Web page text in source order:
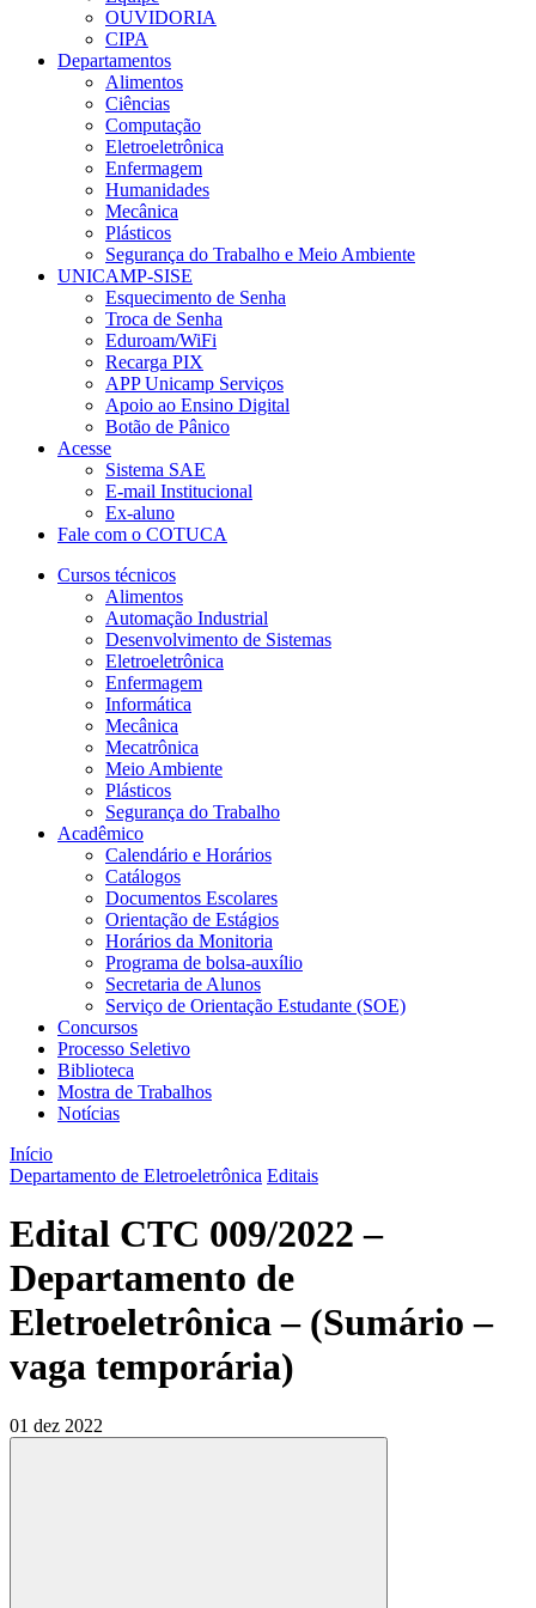
OUVIDORIA
CIPA
Departamentos
Alimentos
Ciências
Computação
Eletroeletrônica
Enfermagem
Humanidades
Mecânica
Plásticos
Segurança do Trabalho e Meio Ambiente
UNICAMP-SISE
Esquecimento de Senha
Troca de Senha
Eduroam/WiFi
Recarga PIX
APP Unicamp Serviços
Apoio ao Ensino Digital
Botão de Pânico
Acesse
Sistema SAE
E-mail Institucional
Ex-aluno
Fale com o COTUCA
Cursos técnicos
Alimentos
Automação Industrial
Desenvolvimento de Sistemas
Eletroeletrônica
Enfermagem
Informática
Mecânica
Mecatrônica
Meio Ambiente
Plásticos
Segurança do Trabalho
Acadêmico
Calendário e Horários
Catálogos
Documentos Escolares
Orientação de Estágios
Horários da Monitoria
Programa de bolsa-auxílio
Secretaria de Alunos
Serviço de Orientação Estudante (SOE)
Concursos
Processo Seletivo
Biblioteca
Mostra de Trabalhos
Notícias
Início
Departamento de Eletroeletrônica Editais
Edital CTC 009/2022 –
Departamento de
Eletroeletrônica – (Sumário –
vaga temporária)
01 dez 2022